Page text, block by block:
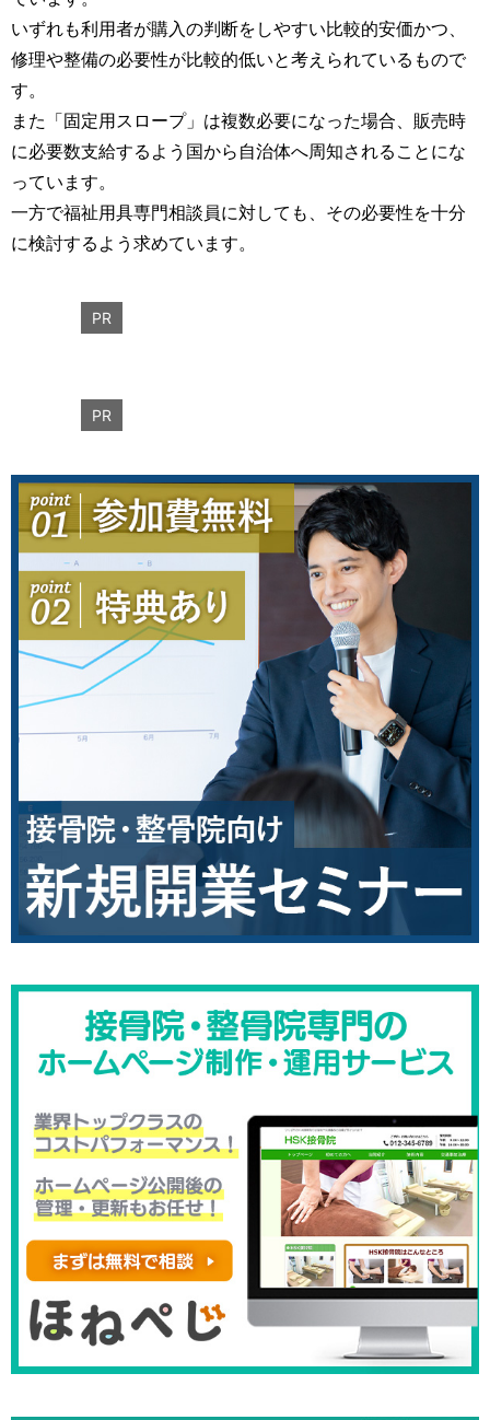
いずれも利用者が購入の判断をしやすい比較的安価かつ、
修理や整備の必要性が比較的低いと考えられているもので
す。
また「固定用スロープ」は複数必要になった場合、販売時
に必要数支給するよう国から自治体へ周知されることにな
っています。
一方で福祉用具専門相談員に対しても、その必要性を十分
に検討するよう求めています。
PR
PR